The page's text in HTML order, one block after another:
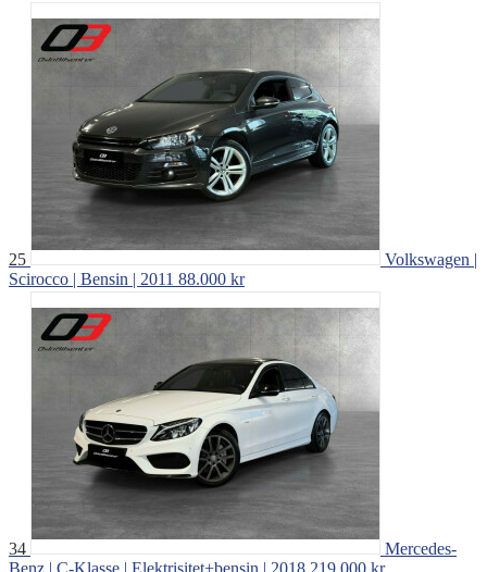
25
Volkswagen |
Scirocco | Bensin | 2011 88.000 kr
34
Mercedes-
Benz | C-Klasse | Elektrisitet+bensin | 2018 219.000 kr